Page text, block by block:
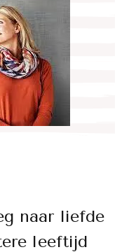
naar liefde
leeftijd